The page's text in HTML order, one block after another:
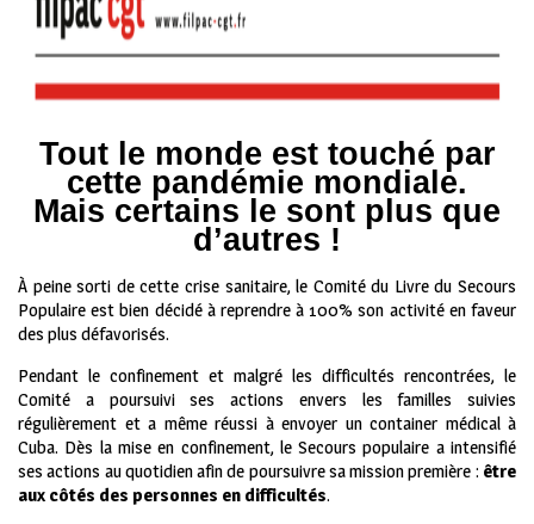
Tout le monde est touché par
cette pandémie mondiale.
Mais certains le sont plus que
d’autres !
À peine sorti de cette crise sanitaire, le Comité du Livre du Secours
Populaire est bien décidé à reprendre à 100% son activité en faveur
des plus défavorisés.
Pendant le confinement et malgré les difficultés rencontrées, le
Comité a poursuivi ses actions envers les familles suivies
régulièrement et a même réussi à envoyer un container médical à
Cuba. Dès la mise en confinement, le Secours populaire a intensifié
ses actions au quotidien afin de poursuivre sa mission première : être
aux côtés des personnes en difficultés.